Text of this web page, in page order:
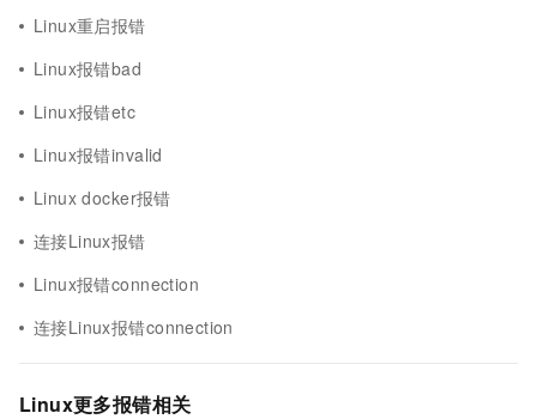
Linux重启报错
Linux报错bad
Linux报错etc
Linux报错invalid
Linux docker报错
连接Linux报错
Linux报错connection
连接Linux报错connection
Linux更多报错相关